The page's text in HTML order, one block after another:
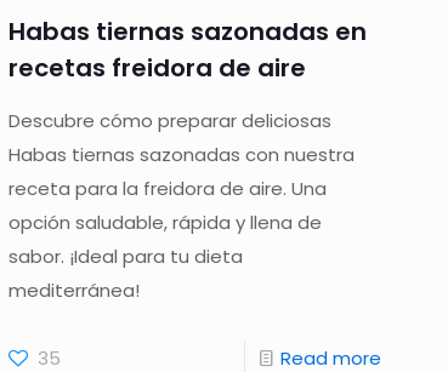
Habas tiernas sazonadas en
recetas freidora de aire
Descubre cómo preparar deliciosas
Habas tiernas sazonadas con nuestra
receta para la freidora de aire. Una
opción saludable, rápida y llena de
sabor. ¡Ideal para tu dieta
mediterránea!
35 Read more